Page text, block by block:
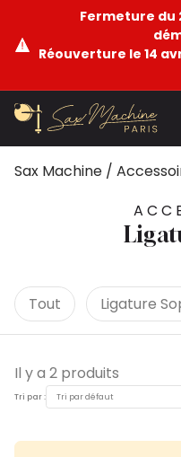
Fermeture du
Réouverture le 14
Sax Machine /
Tout Ligature
Il y a 2 produits
Tri par :